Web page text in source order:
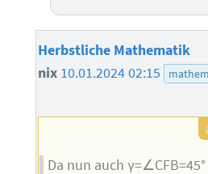
Herbstliche Mathematik
nix 10.01.2024 02:15
Da nun auch